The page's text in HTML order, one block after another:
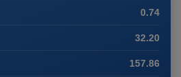
0.74
32.20
157.86